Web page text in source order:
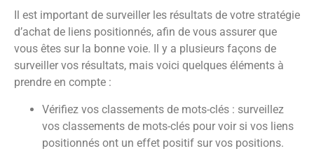
Il est important de surveiller les résultats de votre stratégie
d’achat de liens positionnés, afin de vous assurer que
vous êtes sur la bonne voie. Il y a plusieurs façons de
surveiller vos résultats, mais voici quelques éléments à
prendre en compte :
Vérifiez vos classements de mots-clés : surveillez
vos classements de mots-clés pour voir si vos liens
positionnés ont un effet positif sur vos positions.